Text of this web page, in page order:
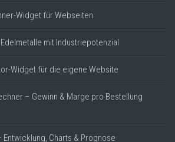
Widget für Webseiten
mit Industriepotenzial
Widget für die eigene Website
– Gewinn & Marge pro Bestellung
Charts & Prognose